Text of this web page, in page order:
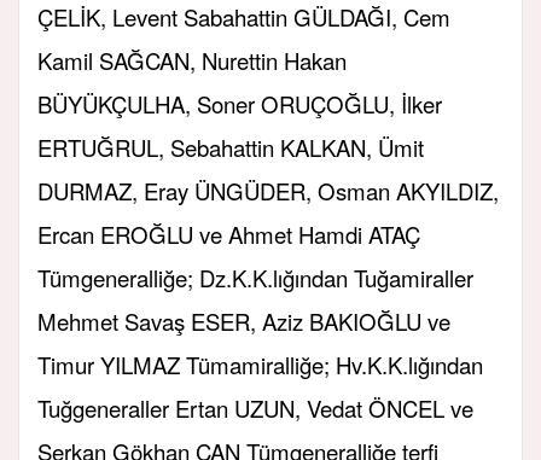
ÇELİK, Levent Sabahattin GÜLDAĞI, Cem
Kamil SAĞCAN, Nurettin Hakan
BÜYÜKÇULHA, Soner ORUÇOĞLU, İlker
ERTUĞRUL, Sebahattin KALKAN, Ümit
DURMAZ, Eray ÜNGÜDER, Osman AKYILDIZ,
Ercan EROĞLU ve Ahmet Hamdi ATAÇ
Tümgeneralliğe; Dz.K.K.lığından Tuğamiraller
Mehmet Savaş ESER, Aziz BAKIOĞLU ve
Timur YILMAZ Tümamiralliğe; Hv.K.K.lığından
Tuğgeneraller Ertan UZUN, Vedat ÖNCEL ve
Serkan Gökhan CAN Tümgeneralliğe terfi